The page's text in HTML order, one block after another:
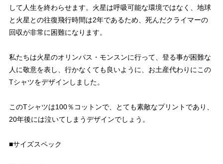
して人生を終わらせます。火星は呼吸可能な環境ではなく、地球
と火星との往復飛行時間は2年であるため、死んだクライマーの
回収が非常に困難になります。
私たちは火星のオリンパス・モンスンに行って、登る事が困難な
人に敬意を表し、行かなくても良いように、お土産代わりにこの
Tシャツをデザインしました。
このTシャツは100％コットンで、とても素敵なプリントであり、
20年後には泣いてしまうデザインでしょう。
■サイズスペック